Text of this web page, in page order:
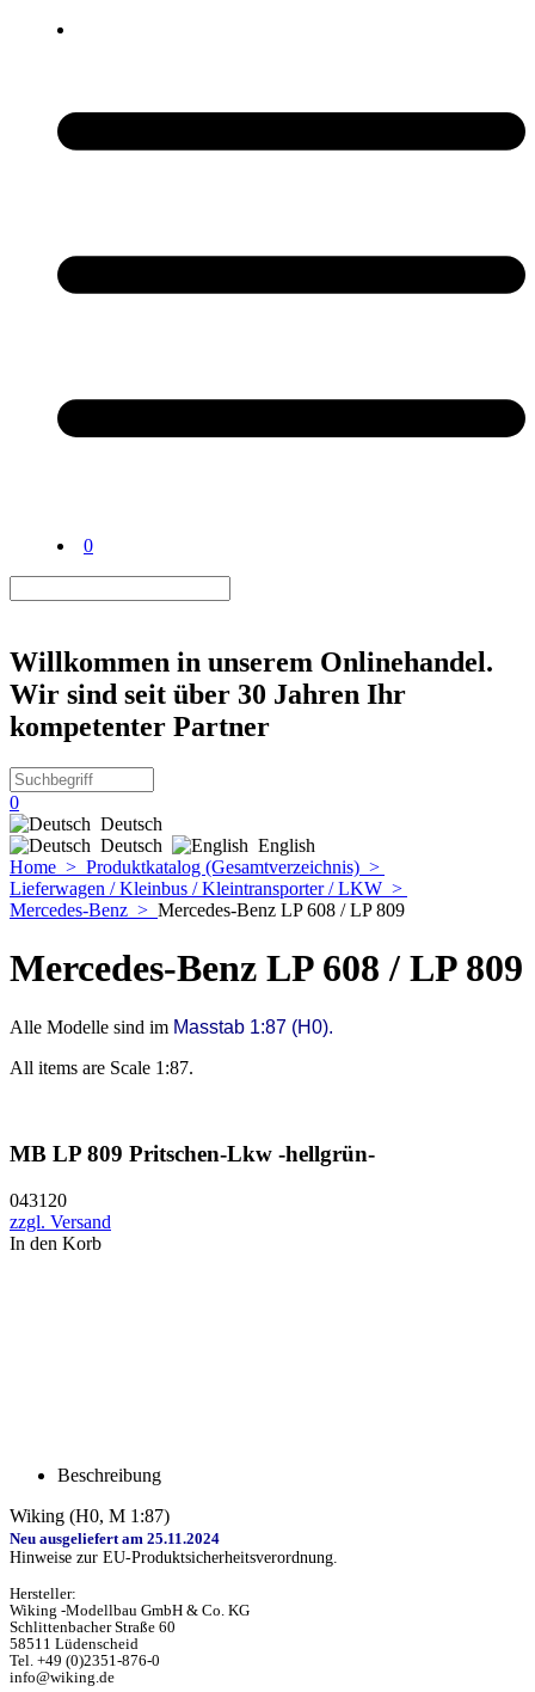
0
Willkommen in unserem Onlinehandel.
Wir sind seit über 30 Jahren Ihr
kompetenter Partner
0
Deutsch
Deutsch
English
Home > Produktkatalog (Gesamtverzeichnis) >
Lieferwagen / Kleinbus / Kleintransporter / LKW >
Mercedes-Benz > Mercedes-Benz LP 608 / LP 809
Mercedes-Benz LP 608 / LP 809
Alle Modelle sind im Masstab 1:87 (H0).
All items are Scale 1:87.
MB LP 809 Pritschen-Lkw -hellgrün-
043120
zzgl. Versand
In den Korb
Beschreibung
Wiking (H0, M 1:87)
Neu ausgeliefert am 25.11.2024
Hinweise zur EU-Produktsicherheitsverordnung.
Hersteller:
Wiking -Modellbau GmbH & Co. KG
Schlittenbacher Straße 60
58511 Lüdenscheid
Tel. +49 (0)2351-876-0
info@wiking.de